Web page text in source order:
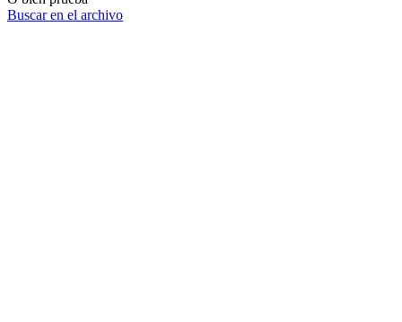
Buscar en el archivo